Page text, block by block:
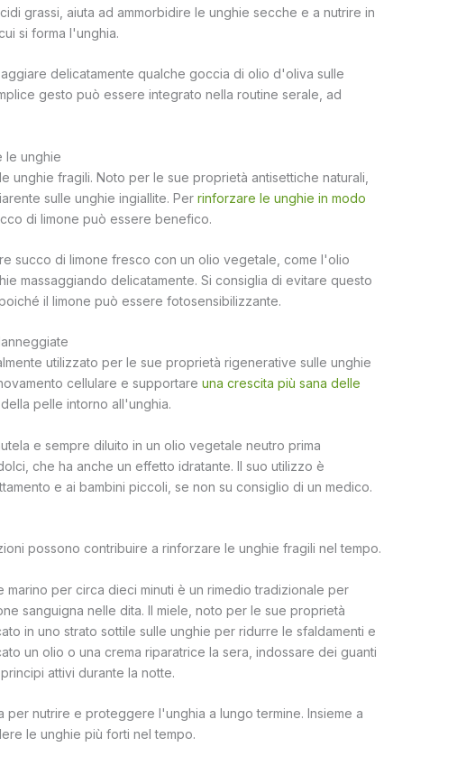
grassi, aiuta ad ammorbidire le unghie secche e a nutrire in
si forma l'unghia.
delicatamente qualche goccia di olio d'oliva sulle
gesto può essere integrato nella routine serale, ad
le unghie
unghie fragili. Noto per le sue proprietà antisettiche naturali,
sulle unghie ingiallite. Per rinforzare le unghie in modo
di limone può essere benefico.
succo di limone fresco con un olio vegetale, come l'olio
massaggiando delicatamente. Si consiglia di evitare questo
il limone può essere fotosensibilizzante.
utilizzato per le sue proprietà rigenerative sulle unghie
cellulare e supportare una crescita più sana delle
pelle intorno all'unghia.
e sempre diluito in un olio vegetale neutro prima
che ha anche un effetto idratante. Il suo utilizzo è
e ai bambini piccoli, se non su consiglio di un medico.
possono contribuire a rinforzare le unghie fragili nel tempo.
per circa dieci minuti è un rimedio tradizionale per
sanguigna nelle dita. Il miele, noto per le sue proprietà
in uno strato sottile sulle unghie per ridurre le sfaldamenti e
un olio o una crema riparatrice la sera, indossare dei guanti
attivi durante la notte.
nutrire e proteggere l'unghia a lungo termine. Insieme a
le unghie più forti nel tempo.